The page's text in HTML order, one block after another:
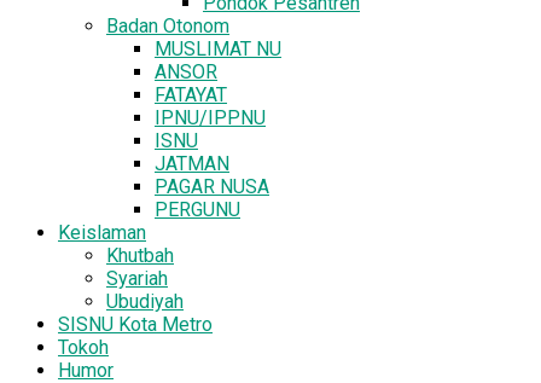
Badan Otonom
MUSLIMAT NU
ANSOR
FATAYAT
IPNU/IPPNU
ISNU
JATMAN
PAGAR NUSA
PERGUNU
Keislaman
Khutbah
Syariah
Ubudiyah
SISNU Kota Metro
Tokoh
Humor